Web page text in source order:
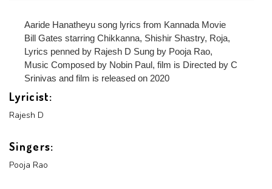
Aaride Hanatheyu song lyrics from Kannada Movie
Bill Gates starring Chikkanna, Shishir Shastry, Roja,
Lyrics penned by Rajesh D Sung by Pooja Rao,
Music Composed by Nobin Paul, film is Directed by C
Srinivas and film is released on 2020
Lyricist:
Rajesh D
Singers:
Pooja Rao
x
LOGIN
Login With Facebook
FORGET
PASSWORD
PASSWORD
MANAGEMENT